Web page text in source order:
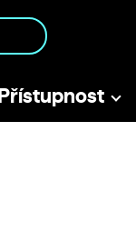
Přístupnost